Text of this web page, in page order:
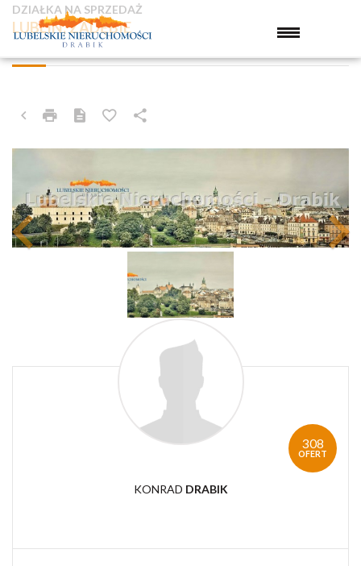
LUBLIN, ZADĘBIE
DZIAŁKA NA SPRZEDAŻ
308
OFERT
KONRAD DRABIK